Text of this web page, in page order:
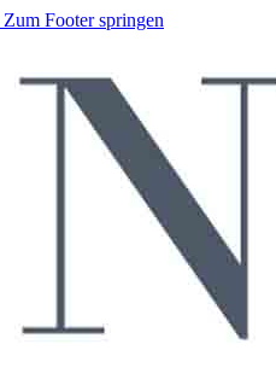
Zum Footer springen